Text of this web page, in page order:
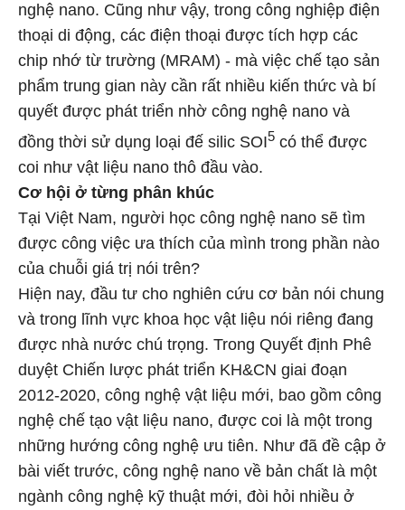
nghệ nano. Cũng như vậy, trong công nghiệp điện
thoại di động, các điện thoại được tích hợp các
chip nhớ từ trường (MRAM) - mà việc chế tạo sản
phẩm trung gian này cần rất nhiều kiến thức và bí
quyết được phát triển nhờ công nghệ nano và
đồng thời sử dụng loại đế silic SOI5 có thể được
coi như vật liệu nano thô đầu vào.
Cơ hội ở từng phân khúc
Tại Việt Nam, người học công nghệ nano sẽ tìm
được công việc ưa thích của mình trong phần nào
của chuỗi giá trị nói trên?
Hiện nay, đầu tư cho nghiên cứu cơ bản nói chung
và trong lĩnh vực khoa học vật liệu nói riêng đang
được nhà nước chú trọng. Trong Quyết định Phê
duyệt Chiến lược phát triển KH&CN giai đoạn
2012-2020, công nghệ vật liệu mới, bao gồm công
nghệ chế tạo vật liệu nano, được coi là một trong
những hướng công nghệ ưu tiên. Như đã đề cập ở
bài viết trước, công nghệ nano về bản chất là một
ngành công nghệ kỹ thuật mới, đòi hỏi nhiều ở